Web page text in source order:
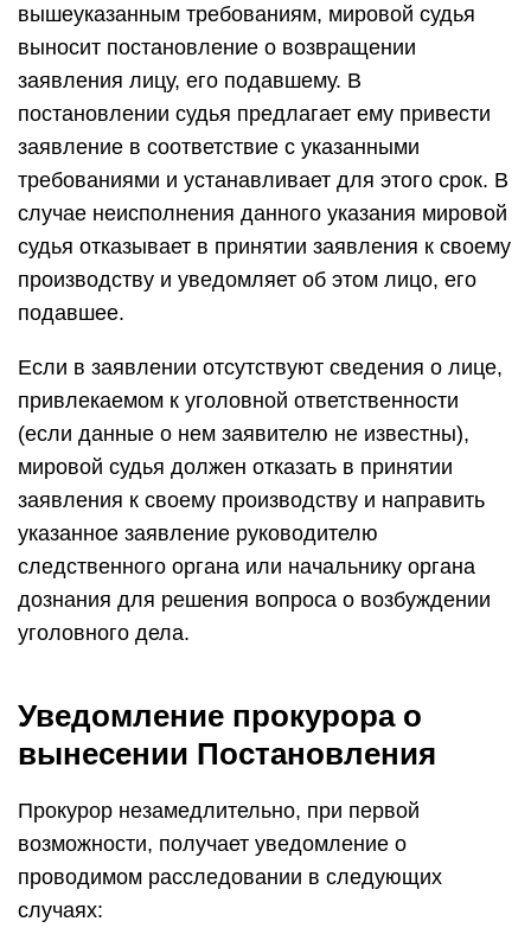
вышеуказанным требованиям, мировой судья
выносит постановление о возвращении
заявления лицу, его подавшему. В
постановлении судья предлагает ему привести
заявление в соответствие с указанными
требованиями и устанавливает для этого срок. В
случае неисполнения данного указания мировой
судья отказывает в принятии заявления к своему
производству и уведомляет об этом лицо, его
подавшее.
Если в заявлении отсутствуют сведения о лице,
привлекаемом к уголовной ответственности
(если данные о нем заявителю не известны),
мировой судья должен отказать в принятии
заявления к своему производству и направить
указанное заявление руководителю
следственного органа или начальнику органа
дознания для решения вопроса о возбуждении
уголовного дела.
Уведомление прокурора о
вынесении Постановления
Прокурор незамедлительно, при первой
возможности, получает уведомление о
проводимом расследовании в следующих
случаях: